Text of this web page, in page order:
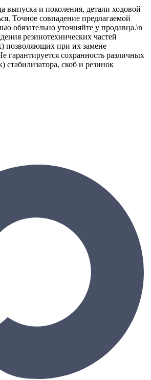
выпуска и поколения, детали ходовой
Точное совпадение предлагаемой
обязательно уточняйте у продавца.\n
резинотехнических частей
позволяющих при их замене
гарантируется сохранность различных
стабилизатора, скоб и резинок